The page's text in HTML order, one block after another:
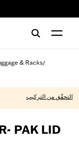
& Racks/
التحقّق من التركيب
PAK LID